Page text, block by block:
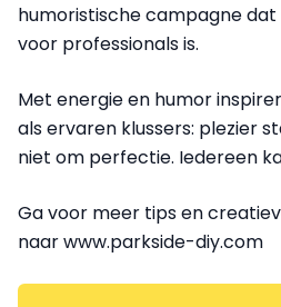
humoristische campagne dat
voor professionals is.
Met energie en humor
als ervaren klussers: plezier
niet om perfectie. Iedereen
Ga voor meer tips en
naar www.parkside-diy.com